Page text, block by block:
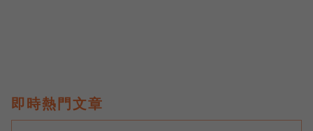
即時熱門文章